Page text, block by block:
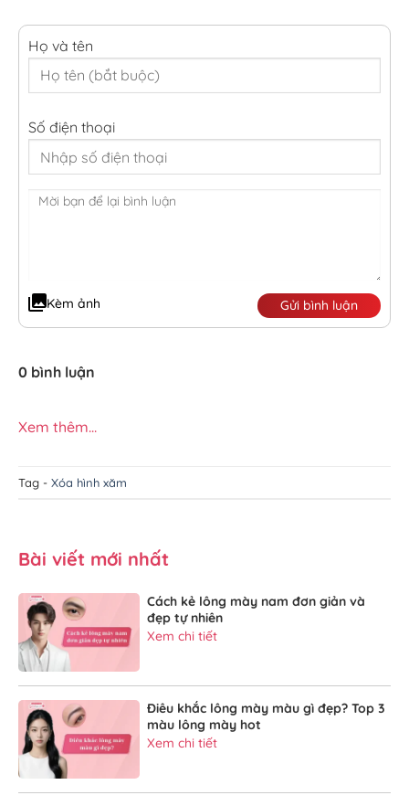
Họ và tên
Số điện thoại
Kèm ảnh Gửi bình luận
0 bình luận
Xem thêm...
Tag - Xóa hình xăm
Bài viết mới nhất
Cách kẻ lông mày nam đơn giản và
đẹp tự nhiên
Xem chi tiết
Điêu khắc lông mày màu gì đẹp? Top 3
màu lông mày hot
Xem chi tiết